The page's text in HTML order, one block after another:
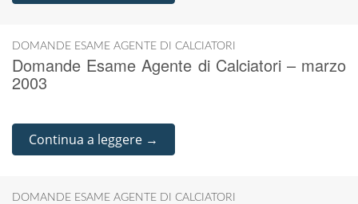
DOMANDE ESAME AGENTE DI CALCIATORI
Domande Esame Agente di Calciatori – marzo
2003
Continua a leggere →
DOMANDE ESAME AGENTE DI CALCIATORI